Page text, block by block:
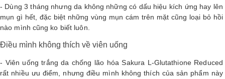
- Dùng 3 tháng nhưng da không những có dấu hiệu kích ứng hay lên
mụn gì hết, đặc biệt những vùng mụn cám trên mặt cũng loại bỏ hồi
nào mình cũng ko biết luôn.
Điều mình không thích về viên uống
- Viên uống trắng da chống lão hóa Sakura L-Glutathione Reduced
rất nhiều ưu điểm, nhưng điều mình không thích của sản phẩm này